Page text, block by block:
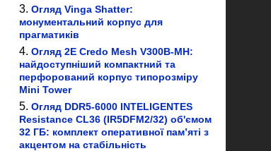
Огляд Vinga Shatter:
монументальний корпус для
прагматиків
Огляд 2E Credo Mesh V300B-MH:
найдоступніший компактний та
перфорований корпус типорозміру
Mini Tower
Огляд DDR5-6000 INTELIGENTES
Resistance CL36 (IR5DFM2/32) об'ємом
32 ГБ: комплект оперативної пам’яті з
акцентом на стабільність